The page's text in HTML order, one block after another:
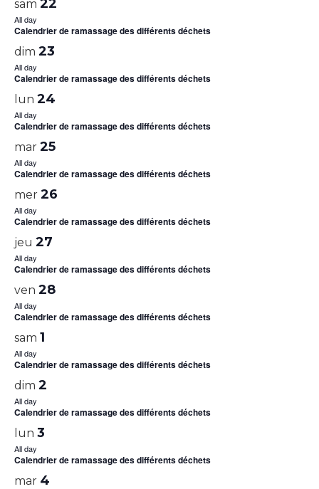
sam 22
All day
Calendrier de ramassage des différents déchets
dim 23
All day
Calendrier de ramassage des différents déchets
lun 24
All day
Calendrier de ramassage des différents déchets
mar 25
All day
Calendrier de ramassage des différents déchets
mer 26
All day
Calendrier de ramassage des différents déchets
jeu 27
All day
Calendrier de ramassage des différents déchets
ven 28
All day
Calendrier de ramassage des différents déchets
sam 1
All day
Calendrier de ramassage des différents déchets
dim 2
All day
Calendrier de ramassage des différents déchets
lun 3
All day
Calendrier de ramassage des différents déchets
mar 4